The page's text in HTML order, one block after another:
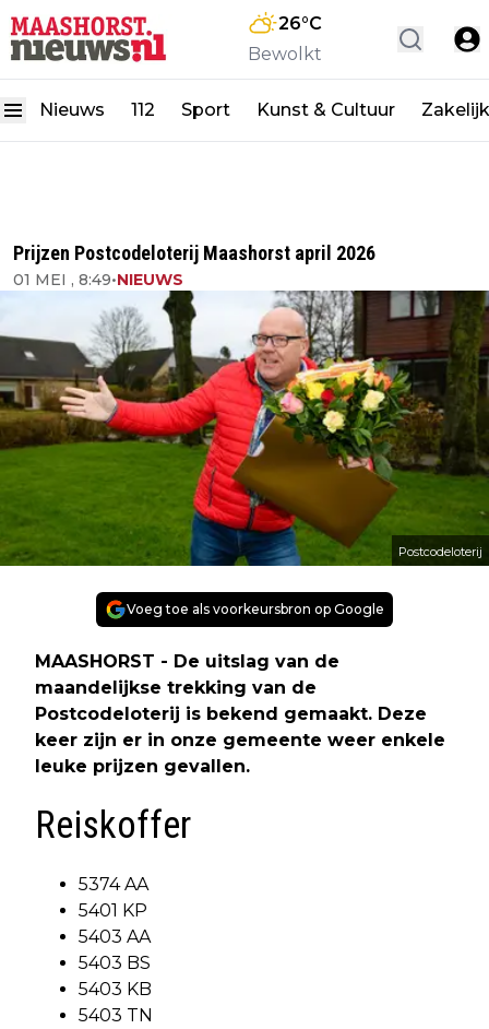
26°C
Bewolkt
Nieuws 112 Sport Kunst & Cultuur Zakelijk
Prijzen Postcodeloterij Maashorst april 2026
01 MEI , 8:49•NIEUWS
Postcodeloterij
Voeg toe als voorkeursbron op Google
MAASHORST - De uitslag van de
maandelijkse trekking van de
Postcodeloterij is bekend gemaakt. Deze
keer zijn er in onze gemeente weer enkele
leuke prijzen gevallen.
Reiskoffer
5374 AA
5401 KP
5403 AA
5403 BS
5403 KB
5403 TN